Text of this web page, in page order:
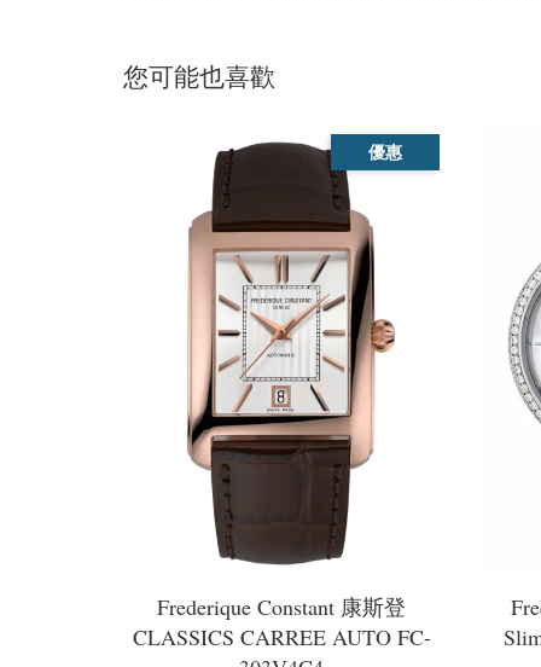
您可能也喜歡
優惠
Frederique Constant 康斯登
CLASSICS CARREE AUTO FC-